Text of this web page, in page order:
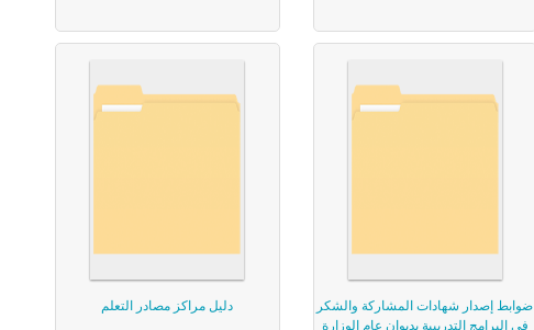
ضوابط إصدار شهادات المشاركة والشكر
في البرامج التدريبية بديوان عام الوزارة
دليل مراكز مصادر التعلم